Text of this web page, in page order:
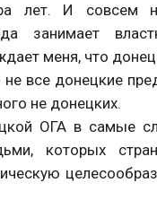
лет. И
занимает
меня, что
все донецкие
не донецких.
ОГА в самые
которых